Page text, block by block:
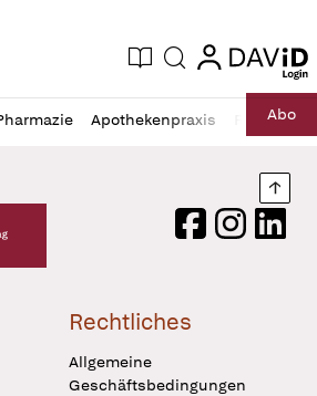
Zeitung
Aktuelle Ausgabe
Suche login
login
Apothekenpraxis RechtAbo
Verlag Logo
FacebookInstagram
Rechtliches
Allgemeine
Geschäftsbedingungen